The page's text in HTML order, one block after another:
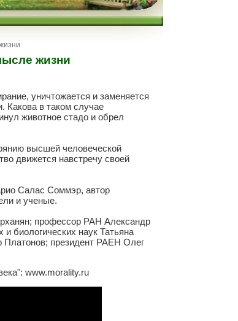
жизни
уничтожается и заменяется
Какова в таком случае
животное стадо и обрел
высшей человеческой
движется навстречу своей
Салас Соммэр, автор
и ученые.
профессор РАН Александр
биологических наук Татьяна
Платонов; президент РАЕН Олег
www.morality.ru